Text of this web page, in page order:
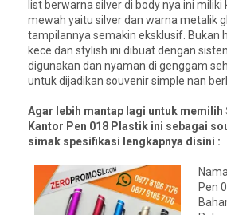
list berwarna silver di body nya ini
mewah yaitu silver dan warna metalik
tampilannya semakin eksklusif. Bukan
kece dan stylish ini dibuat dengan
digunakan dan nyaman di genggam
untuk dijadikan souvenir simple nan
Agar lebih mantap lagi untuk
Kantor Pen 018 Plastik ini sebagai
simak spesifikasi lengkapnya disini :
Pen